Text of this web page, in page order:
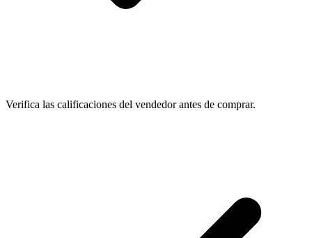
Verifica las calificaciones del vendedor antes de comprar.